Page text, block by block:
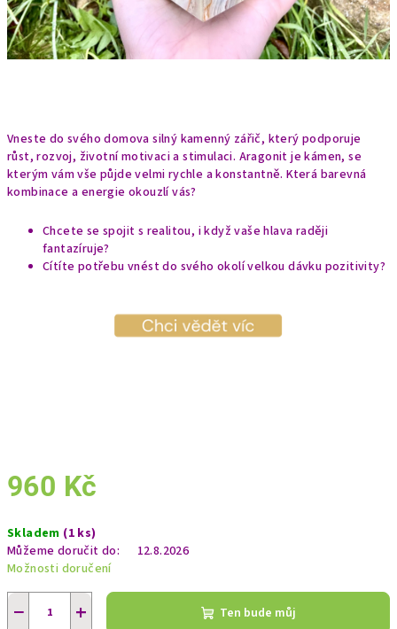
Vneste do svého domova silný kamenný zářič, který podporuje
růst, rozvoj, životní motivaci a stimulaci. Aragonit je kámen, se
kterým vám vše půjde velmi rychle a konstantně. Která barevná
kombinace a energie okouzlí vás?
Chcete se spojit s realitou, i když vaše hlava raději
fantazíruje?
Cítíte potřebu vnést do svého okolí velkou dávku pozitivity?
960 Kč
cena:
Skladem (1 ks)
Můžeme doručit do:
12.8.2026
Možnosti doručení
+
− Ten bude můj